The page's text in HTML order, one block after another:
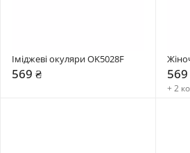
Іміджеві окуляри OK5028F
569 ₴ 569
+ 2